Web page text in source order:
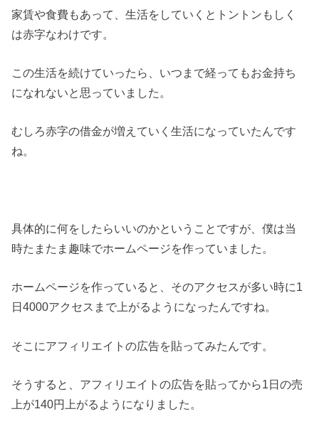
家賃や食費もあって、生活をしていくとトントンもしく
は赤字なわけです。
この生活を続けていったら、いつまで経ってもお金持ち
になれないと思っていました。
むしろ赤字の借金が増えていく生活になっていたんです
ね。
具体的に何をしたらいいのかということですが、僕は当
時たまたま趣味でホームページを作っていました。
ホームページを作っていると、そのアクセスが多い時に1
日4000アクセスまで上がるようになったんですね。
そこにアフィリエイトの広告を貼ってみたんです。
そうすると、アフィリエイトの広告を貼ってから1日の売
上が140円上がるようになりました。